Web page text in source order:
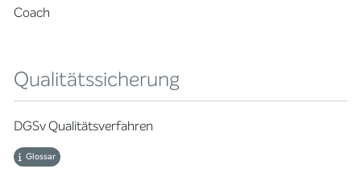
Coach
Qualitätssicherung
DGSv Qualitätsverfahren
Glossar